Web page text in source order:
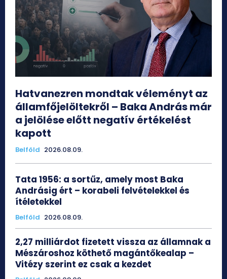
Hatvanezren mondtak véleményt az
államfőjelöltekről – Baka András már
a jelölése előtt negatív értékelést
kapott
Belföld 2026.08.09.
Tata 1956: a sortűz, amely most Baka
Andrásig ért – korabeli felvételekkel és
ítéletekkel
Belföld 2026.08.09.
2,27 milliárdot fizetett vissza az államnak a
Mészároshoz köthető magántőkealap –
Vitézy szerint ez csak a kezdet